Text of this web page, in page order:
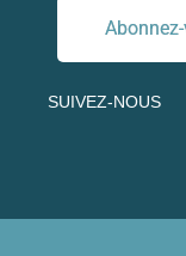
SUIVEZ-NOUS